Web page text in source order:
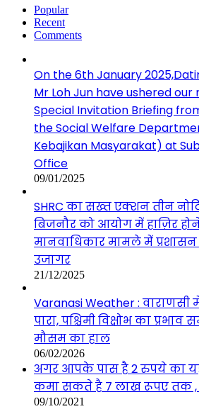
Popular
Recent
Comments
On the 6th January
Mr Loh Jun have ushered
Special Invitation Briefing
the Social Welfare
Kebajikan Masyarakat) at
Office
09/01/2025
SHRC का सख्त एक्शन तीन
बिजनौर को आयोग में हाज़िर
मानवाधिकार मामले में
उजागर
21/12/2025
Varanasi Weather : वाराणसी
पारा, पश्चिमी विक्षोभ का
मौसम का हाल
06/02/2026
अगर आपके पास है 2 रुपये का
कमा सकते है 7 लाख रूपए तक
09/10/2021